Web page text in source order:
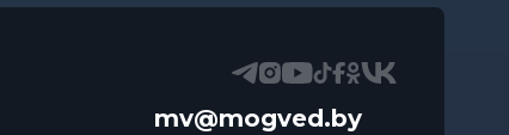
mv@mogved.by